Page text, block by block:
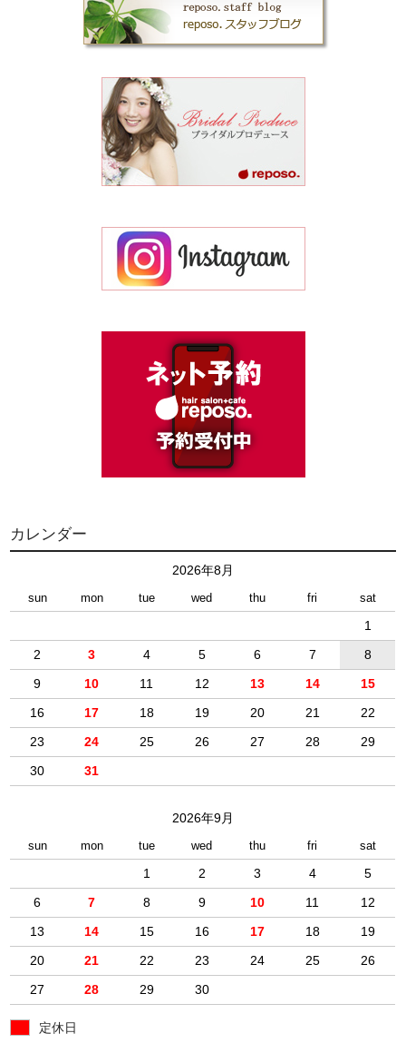
カレンダー
2026年8月
sun mon tue wed thu fri sat
1
2
3 4 5 6 7
8
9
10 11 12 13 14
15
16
17 18 19 20 21
22
23
24 25 26 27 28
29
30
31
2026年9月
sun mon tue wed thu fri sat
1 2 3 4
5
6
7 8 9 10 11
12
13
14 15 16 17 18
19
20
21 22 23 24 25
26
27
28 29 30
定休日